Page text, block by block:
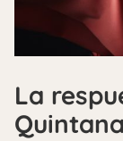
La
Quintana